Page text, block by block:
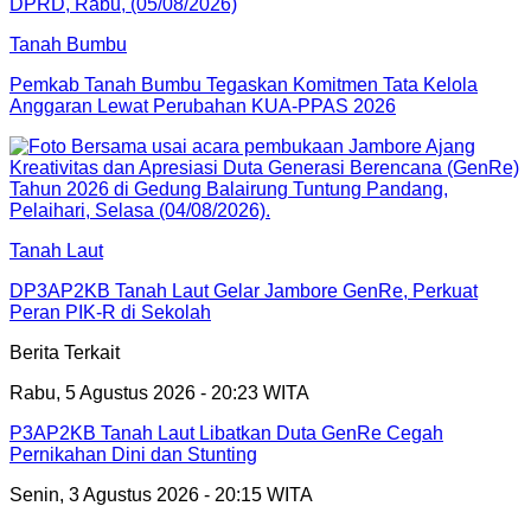
Tanah Bumbu
Pemkab Tanah Bumbu Tegaskan Komitmen Tata Kelola
Anggaran Lewat Perubahan KUA-PPAS 2026
Tanah Laut
DP3AP2KB Tanah Laut Gelar Jambore GenRe, Perkuat
Peran PIK-R di Sekolah
Berita Terkait
Rabu, 5 Agustus 2026 - 20:23 WITA
P3AP2KB Tanah Laut Libatkan Duta GenRe Cegah
Pernikahan Dini dan Stunting
Senin, 3 Agustus 2026 - 20:15 WITA